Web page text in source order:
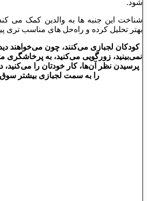
شود.
شناخت این جنبه ‌ها به والدین کمک می‌ کند
بهتر تحلیل کرده و راه‌حل‌ های مناسب ‌تری
کودکان لجبازی می‌کنند، چون می‌خواهند
نمی‌بینید، زورگویی می‌کنید، به پرخاشگری
پرسیدن نظر آن‌ها، کار خودتان را می‌کنید،
را به سمت لجبازی بیشتر